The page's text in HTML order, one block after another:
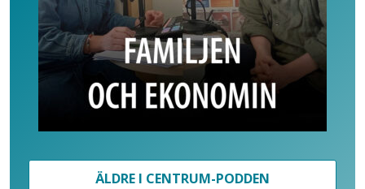
ÄLDRE I CENTRUM-PODDEN